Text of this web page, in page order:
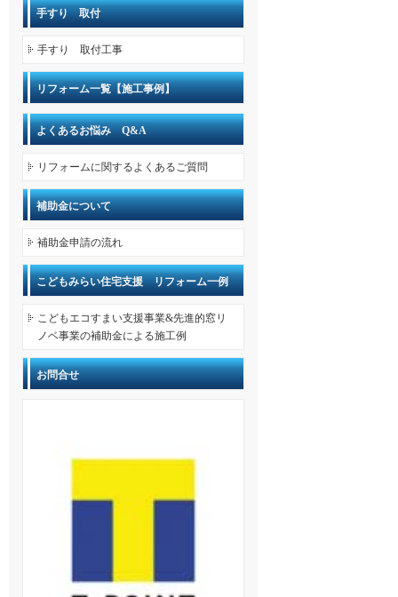
手すり 取付
手すり 取付工事
リフォーム一覧【施工事例】
よくあるお悩み Q&A
リフォームに関するよくあるご質問
補助金について
補助金申請の流れ
こどもみらい住宅支援 リフォーム一例
こどもエコすまい支援事業&先進的窓リ
ノベ事業の補助金による施工例
お問合せ